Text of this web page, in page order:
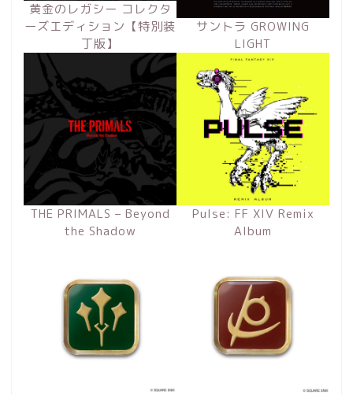
黄金のレガシー コレクタ
ーズエディション【特別装
丁版】
サントラ GROWING
LIGHT
THE PRIMALS – Beyond
the Shadow
Pulse: FF XIV Remix
Album